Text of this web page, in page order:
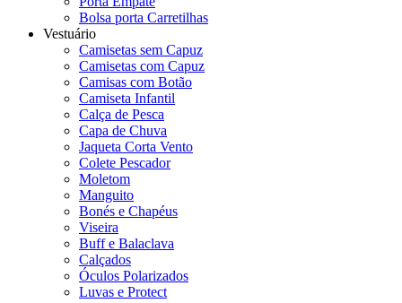
Bolsa porta Carretilhas
Vestuário
Camisetas sem Capuz
Camisetas com Capuz
Camisas com Botão
Camiseta Infantil
Calça de Pesca
Capa de Chuva
Jaqueta Corta Vento
Colete Pescador
Moletom
Manguito
Bonés e Chapéus
Viseira
Buff e Balaclava
Calçados
Óculos Polarizados
Luvas e Protect